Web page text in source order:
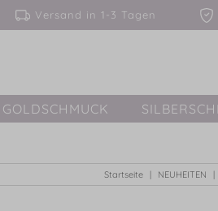
Versand in 1-3 Tagen
GOLDSCHMUCK
Startseite NEUHEITEN